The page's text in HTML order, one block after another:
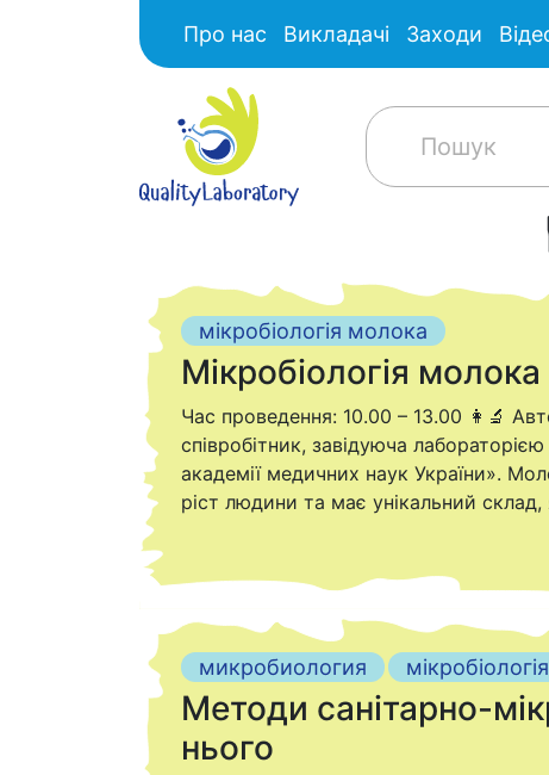
Про нас Викладачі Заходи
мікробіологія молока
Мікробіологія
Час проведення: 10.00 – 13.00 👩‍🔬
співробітник, завідуюча лабораторією
академії медичних наук України».
ріст людини та має унікальний
микробиология
Методи санітарно-
нього